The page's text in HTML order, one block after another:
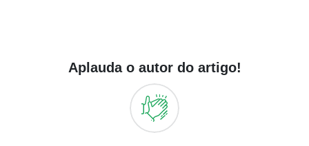
Aplauda o autor do artigo!